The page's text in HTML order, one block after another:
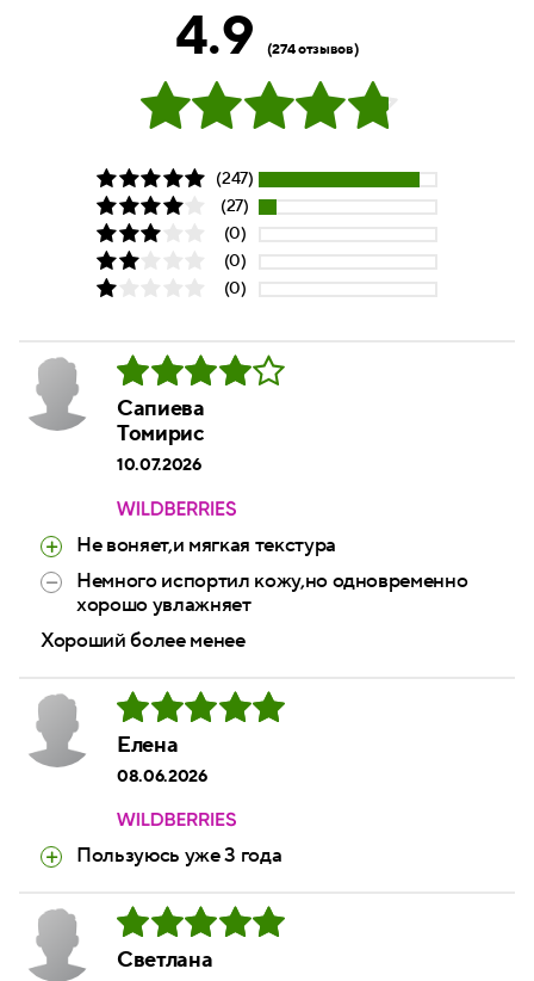
4.9 (274 отзывов)
(247)
(27)
(0)
(0)
(0)
Сапиева
Томирис
10.07.2026
Не воняет,и мягкая текстура
Немного испортил кожу,но одновременно
хорошо увлажняет
Хороший более менее
Елена
08.06.2026
Пользуюсь уже 3 года
Светлана